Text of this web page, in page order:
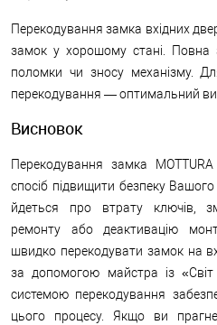
Перекодування замка вхідних
замок у хорошому стані. Повна
поломки чи зносу механізму.
перекодування — оптимальний
Висновок
Перекодування замка
спосіб підвищити безпеку
йдеться про втрату ключів,
ремонту або деактивацію
швидко перекодувати замок на
за допомогою майстра із
системою перекодування
цього процесу. Якщо ви